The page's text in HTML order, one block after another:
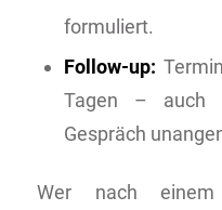
formuliert.
Follow-up:
Tagen – auch
Gespräch
Wer nach einem